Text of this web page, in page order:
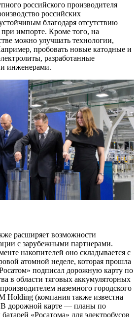
российского производителя
российских
благодаря отсутствию
импорте. Кроме того, на
можно улучшать технологии,
пробовать новые катодные и
разработанные
инженерами.
расширяет возможности
с зарубежными партнерами.
накопителей оно складывается с
атомной неделе, которая прошла
подписал дорожную карту по
в области тяговых аккумуляторных
наземного городского
Holding (компания также известна
дорожной карте — планы по
«Росатома» для электробусов